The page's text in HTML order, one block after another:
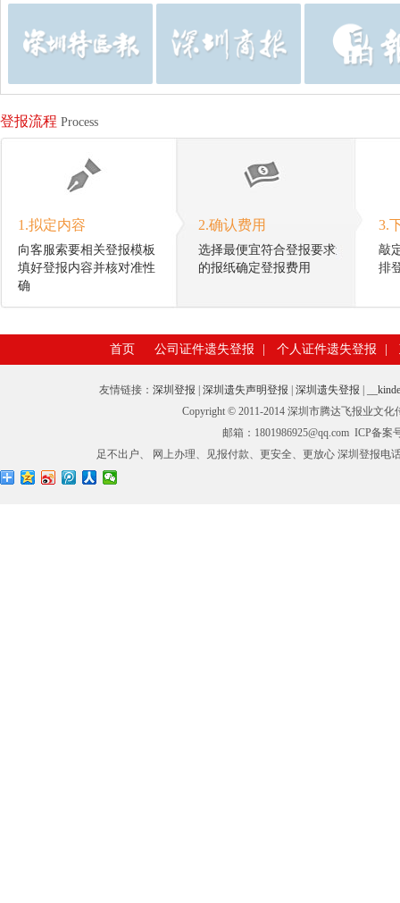
登报流程 Process
1.拟定内容
向客服索要相关登报模板
填好登报内容并核对准性
确
2.确认费用
选择最便宜符合登报要求
的报纸确定登报费用
3.
敲
排
首页 公司证件遗失登报 个人证件遗失登报
友情链接： 深圳登报 深圳遗失声明登报 深圳遗失登报
Copyright © 2011-2014 深圳市腾达飞报业文
邮箱：1801986925@qq.com ICP备案
足不出户、 网上办理、见报付款、更安全、更放心 深圳登报电